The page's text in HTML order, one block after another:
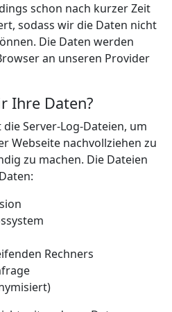
schon nach kurzer Zeit
sodass wir die Daten nicht
Die Daten werden
an unseren Provider
Ihre Daten?
Server-Log-Dateien, um
Webseite nachvollziehen zu
zu machen. Die Dateien
Rechners